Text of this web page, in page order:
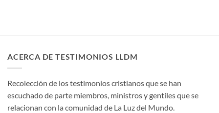
ACERCA DE TESTIMONIOS LLDM
Recolección de los testimonios cristianos que se han
escuchado de parte miembros, ministros y gentiles que se
relacionan con la comunidad de La Luz del Mundo.